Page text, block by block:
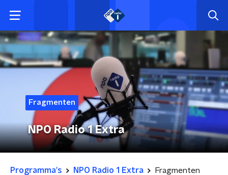
Fragmenten
NPO Radio 1 Extra
Programma's NPO Radio 1 Extra Fragmenten